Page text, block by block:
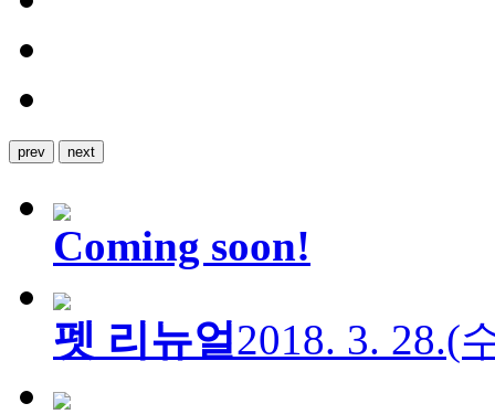
prev next
Coming soon!
펫 리뉴얼2018. 3. 28.(